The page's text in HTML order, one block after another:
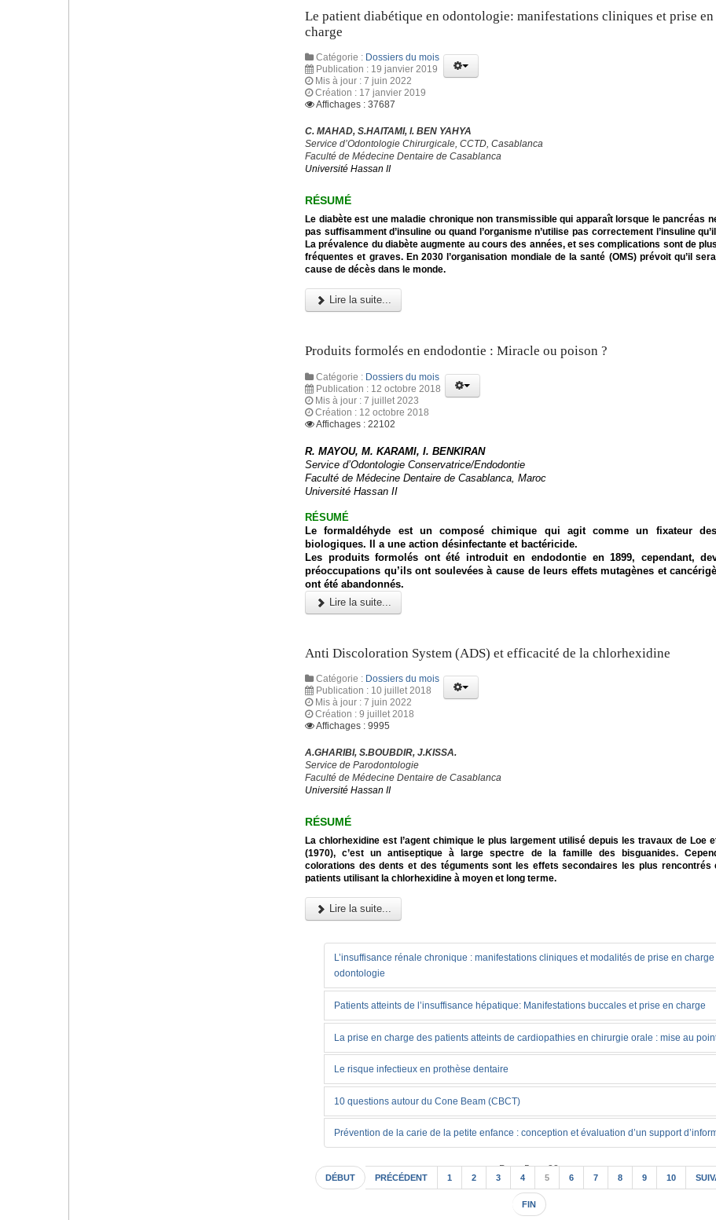
Le patient diabétique en odontologie: manifestations cliniques et prise en
charge
Catégorie : Dossiers du mois
Publication : 19 janvier 2019
Mis à jour : 7 juin 2022
Création : 17 janvier 2019
Affichages : 37687
C. MAHAD, S.HAITAMI, I. BEN YAHYA
Service d’Odontologie Chirurgicale, CCTD, Casablanca
Faculté de Médecine Dentaire de Casablanca
Université Hassan II
RÉSUMÉ
Le diabète est une maladie chronique non transmissible qui apparaît lorsque le pancréas
pas suffisamment d’insuline ou quand l’organisme n’utilise pas correctement l’insuline
La prévalence du diabète augmente au cours des années, et ses complications sont de
fréquentes et graves. En 2030 l’organisation mondiale de la santé (OMS) prévoit qu’il
cause de décès dans le monde.
Lire la suite...
Produits formolés en endodontie : Miracle ou poison ?
Catégorie : Dossiers du mois
Publication : 12 octobre 2018
Mis à jour : 7 juillet 2023
Création : 12 octobre 2018
Affichages : 22102
R. MAYOU, M. KARAMI, I. BENKIRAN
Service d’Odontologie Conservatrice/Endodontie
Faculté de Médecine Dentaire de Casablanca, Maroc
Université Hassan II
RÉSUMÉ
Le formaldéhyde est un composé chimique qui agit comme un fixateur
biologiques. Il a une action désinfectante et bactéricide.
Les produits formolés ont été introduit en endodontie en 1899, cependant,
préoccupations qu’ils ont soulevées à cause de leurs effets mutagènes et
ont été abandonnés.
Lire la suite...
Anti Discoloration System (ADS) et efficacité de la chlorhexidine
Catégorie : Dossiers du mois
Publication : 10 juillet 2018
Mis à jour : 7 juin 2022
Création : 9 juillet 2018
Affichages : 9995
A.GHARIBI, S.BOUBDIR, J.KISSA.
Service de Parodontologie
Faculté de Médecine Dentaire de Casablanca
Université Hassan II
RÉSUMÉ
La chlorhexidine est l’agent chimique le plus largement utilisé depuis les travaux de Loe
(1970), c’est un antiseptique à large spectre de la famille des bisguanides.
colorations des dents et des téguments sont les effets secondaires les plus rencontrés
patients utilisant la chlorhexidine à moyen et long terme.
Lire la suite...
L’insuffisance rénale chronique : manifestations cliniques et modalités de prise en charge
odontologie
Patients atteints de l’insuffisance hépatique: Manifestations buccales et prise en charge
La prise en charge des patients atteints de cardiopathies en chirurgie orale : mise au
Le risque infectieux en prothèse dentaire
10 questions autour du Cone Beam (CBCT)
Prévention de la carie de la petite enfance : conception et évaluation d’un support
Page 5 sur 22
DÉBUT PRÉCÉDENT 1 2 3 4 5 6 7 8 9 10
FIN